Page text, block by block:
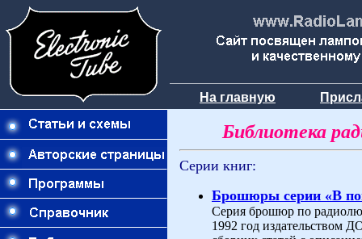
На главную
Библиотека
Серии книг:
Брошюры серии «В
Серия брошюр по
1992 год издательством